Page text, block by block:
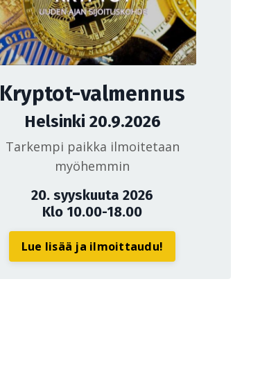
Kryptot-valmennus
Helsinki 20.9.2026
Tarkempi paikka ilmoitetaan
myöhemmin
20. syyskuuta 2026
Klo 10.00-18.00
Lue lisää ja ilmoittaudu!